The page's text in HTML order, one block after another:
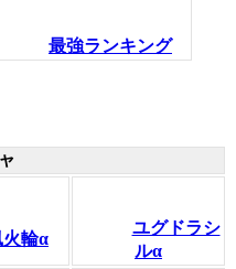
最強ランキング
火輪α
ユグドラシ
ルα